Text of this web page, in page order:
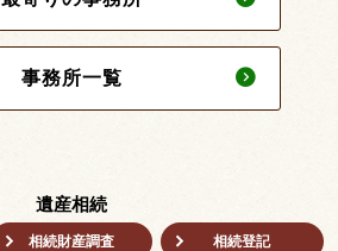
事務所一覧
遺産相続
相続財産調査 相続登記